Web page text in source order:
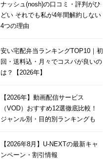
ナッシュ(nosh)の口コミ・評判がひ
どい それでも私が4年間解約しない
4つの理由
安い宅配弁当ランキングTOP10｜初
回・送料込・月々でコスパが良いの
は？【2026年】
【2026年】動画配信サービス
（VOD）おすすめ12選徹底比較！
ジャンル別・目的別ランキングも
【2026年8月】U-NEXTの最新キャ
ンペーン・割引情報